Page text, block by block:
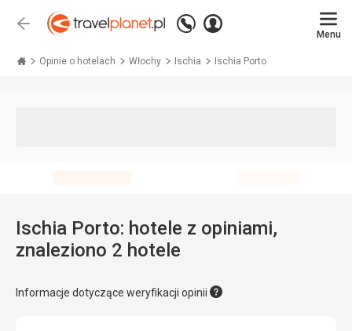
Wstecz
Zadzwoń
+48 71 771 76 55
Zaloguj
Menu
Opinie o hotelach Włochy Ischia Ischia Porto
Ischia Porto: hotele z opiniami,
znaleziono 2 hotele
Informacje dotyczące weryfikacji opinii